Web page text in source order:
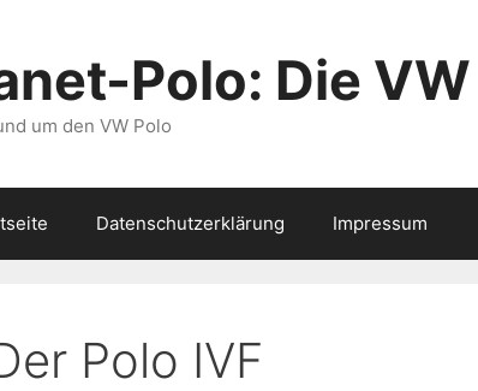
Polo: Die
um den VW Polo
Datenschutzerklärung Impressum
Polo IVF